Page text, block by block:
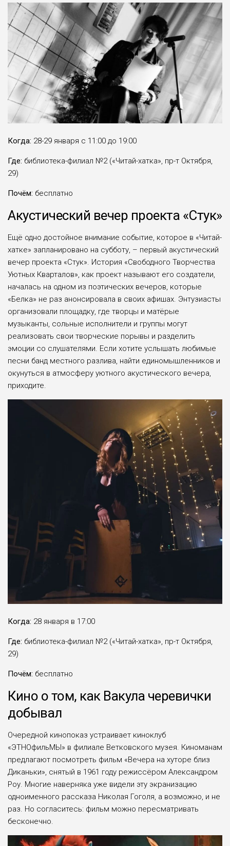
Когда: 28-29 января с 11:00 до 19:00
Где: библиотека-филиал №2 («Читай-хатка», пр-т Октября,
29)
Почём: бесплатно
Акустический вечер проекта «Стук»
Ещё одно достойное внимание событие, которое в «Читай-
хатке» запланировано на субботу, – первый акустический
вечер проекта «Стук». История «Свободного Творчества
Уютных Кварталов», как проект называют его создатели,
началась на одном из поэтических вечеров, которые
«Белка» не раз анонсировала в своих афишах. Энтузиасты
организовали площадку, где творцы и матёрые
музыканты, сольные исполнители и группы могут
реализовать свои творческие порывы и разделить
эмоции со слушателями. Если хотите услышать любимые
песни банд местного разлива, найти единомышленников и
окунуться в атмосферу уютного акустического вечера,
приходите.
Когда: 28 января в 17:00
Где: библиотека-филиал №2 («Читай-хатка», пр-т Октября,
29)
Почём: бесплатно
Кино о том, как Вакула черевички
добывал
Очередной кинопоказ устраивает киноклуб
«ЭТНОфильМЫ» в филиале Ветковского музея. Киноманам
предлагают посмотреть фильм «Вечера на хуторе близ
Диканьки», снятый в 1961 году режиссёром Александром
Роу. Многие наверняка уже видели эту экранизацию
одноименного рассказа Николая Гоголя, а возможно, и не
раз. Но согласитесь: фильм можно пересматривать
бесконечно.